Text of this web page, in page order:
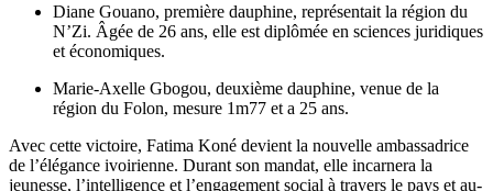
Diane Gouano, première dauphine, représentait la région du
N’Zi. Âgée de 26 ans, elle est diplômée en sciences juridiques
et économiques.
Marie-Axelle Gbogou, deuxième dauphine, venue de la
région du Folon, mesure 1m77 et a 25 ans.
Avec cette victoire, Fatima Koné devient la nouvelle ambassadrice
de l’élégance ivoirienne. Durant son mandat, elle incarnera la
jeunesse, l’intelligence et l’engagement social à travers le pays et au-